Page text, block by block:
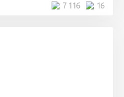
16
7 116